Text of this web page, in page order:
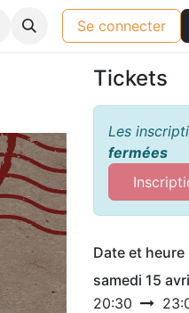
Se connecter
Tickets
Les
fermées
Date et heure
samedi 15
20:30